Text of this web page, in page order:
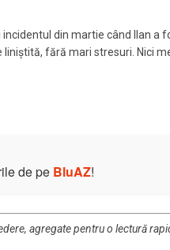
din martie când Ilan a
fără mari stresuri. Nici
de pe BluAZ!
agregate pentru o lectură